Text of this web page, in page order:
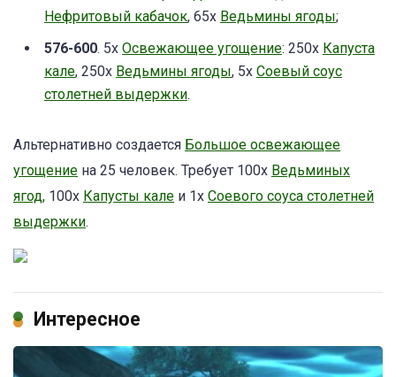
Нефритовый кабачок, 65х Ведьмины ягоды;
576-600. 5x Освежающее угощение: 250х Капуста
кале, 250х Ведьмины ягоды, 5х Соевый соус
столетней выдержки.
Альтернативно создается Большое освежающее
угощение на 25 человек. Требует 100х Ведьминых
ягод, 100х Капусты кале и 1х Соевого соуса столетней
выдержки.
Интересное